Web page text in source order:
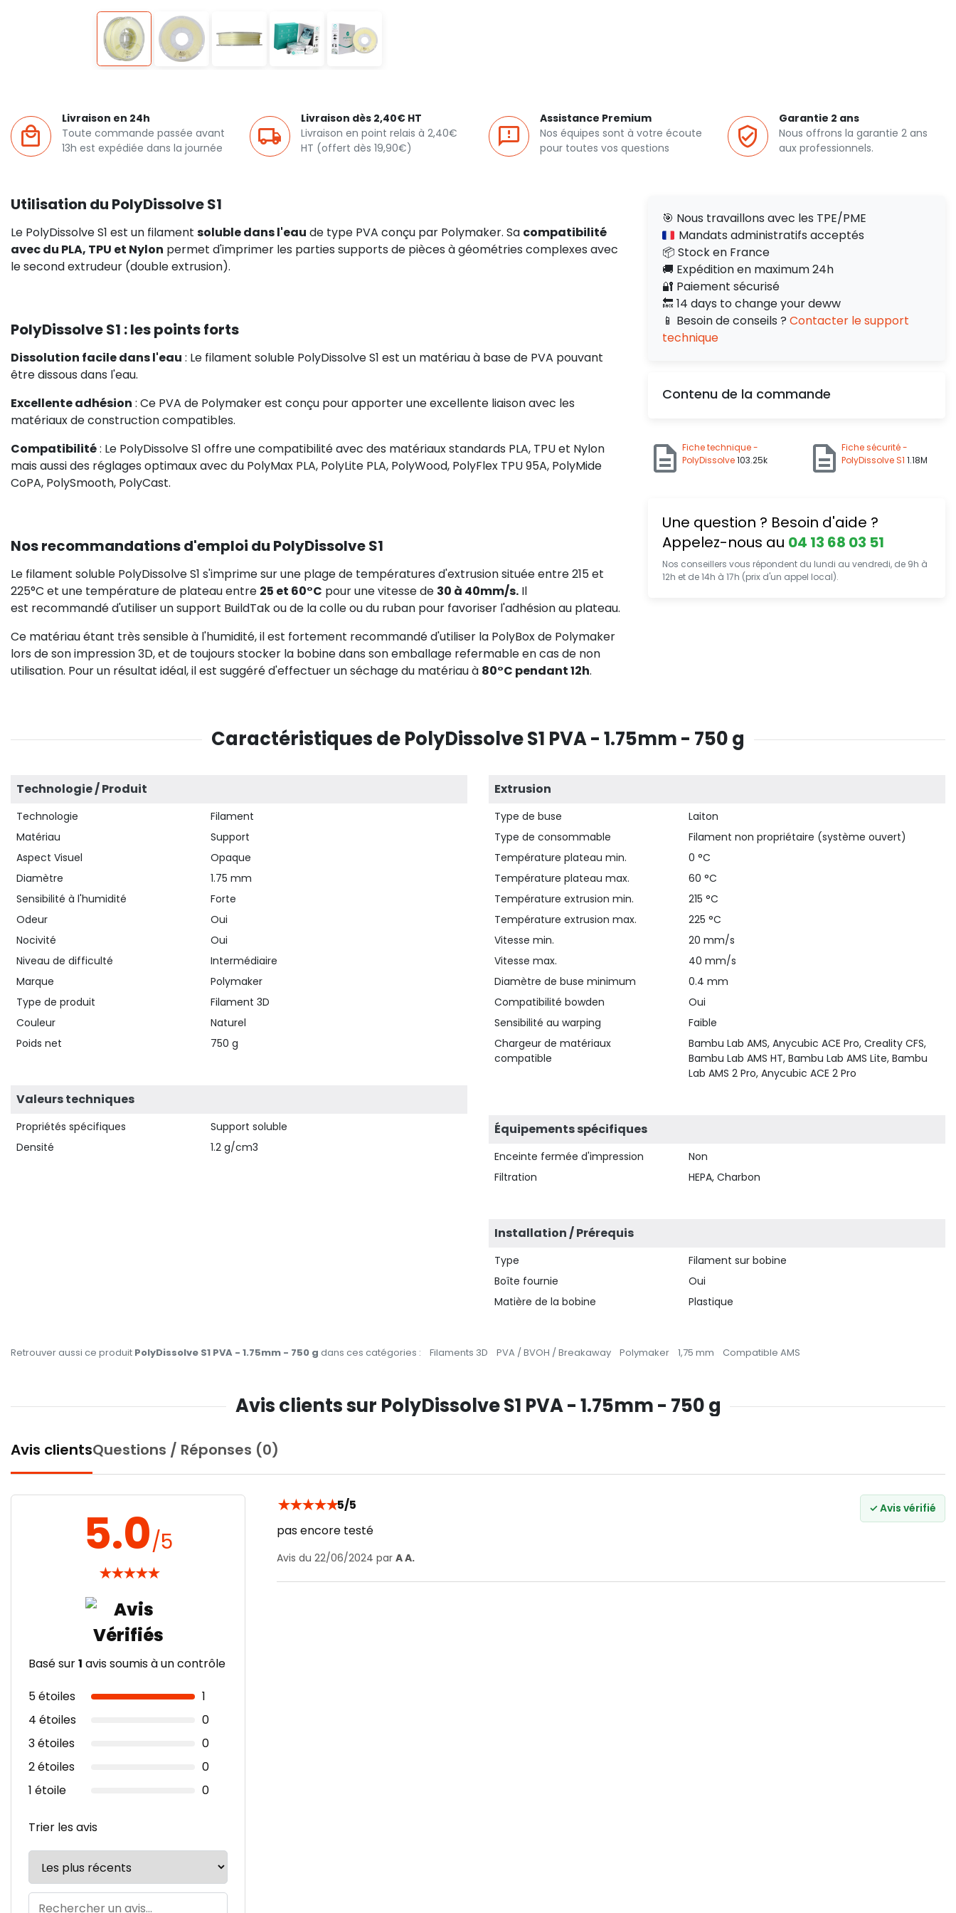
Livraison en 24h
Toute commande passée avant
13h est expédiée dans la journée
Livraison dès 2,40€ HT
Livraison en point relais à 2,40€
HT (offert dès 19,90€)
Assistance Premium
Nos équipes sont à votre écoute
pour toutes vos questions
Garantie 2 ans
Nous offrons la garantie 2 ans
aux professionnels.
Utilisation du PolyDissolve S1
Le PolyDissolve S1 est un filament soluble dans l'eau de type PVA conçu par Polymaker. Sa compatibilité
avec du PLA, TPU et Nylon permet d'imprimer les parties supports de pièces à géométries complexes avec
le second extrudeur (double extrusion).
PolyDissolve S1 : les points forts
Dissolution facile dans l'eau : Le filament soluble PolyDissolve S1 est un matériau à base de PVA pouvant
être dissous dans l'eau.
Excellente adhésion : Ce PVA de Polymaker est conçu pour apporter une excellente liaison avec les
matériaux de construction compatibles.
Compatibilité: Le PolyDissolve S1 offre une compatibilité avec des matériaux standards PLA, TPU et Nylon
mais aussi des réglages optimaux avec du PolyMax PLA, PolyLite PLA, PolyWood, PolyFlex TPU 95A, PolyMide
CoPA, PolySmooth, PolyCast.
Nos recommandations d'emploi du PolyDissolve S1
Le filament soluble PolyDissolve S1 s'imprime sur une plage de températures d'extrusion située entre 215 et
225°C et une température de plateau entre 25 et 60°C pour une vitesse de 30 à 40mm/s. Il
est recommandé d'utiliser un support BuildTak ou de la colle ou du ruban pour favoriser l'adhésion au plateau.
Ce matériau étant très sensible à l'humidité, il est fortement recommandé d'utiliser la PolyBox de Polymaker
lors de son impression 3D, et de toujours stocker la bobine dans son emballage refermable en cas de non
utilisation. Pour un résultat idéal, il est suggéré d'effectuer un séchage du matériau à 80°C pendant 12h.
🎯 Nous travaillons avec les TPE/PME
Mandats administratifs acceptés
📦 Stock en France
🚚 Expédition en maximum 24h
🔐 Paiement sécurisé
🔙 14 days to change your deww
📱 Besoin de conseils ? Contacter le support
technique
Contenu de la commande
Fiche technique -
PolyDissolve103.25k
Fiche sécurité -
PolyDissolve S1 1.18M
Une question ? Besoin d'aide ?
Appelez-nous au 04 13 68 03 51
Nos conseillers vous répondent du lundi au vendredi, de 9h à
12h et de 14h à 17h (prix d'un appel local).
Caractéristiques de PolyDissolve S1 PVA - 1.75mm - 750 g
Technologie / Produit
Technologie
Filament
Matériau
Support
Aspect Visuel
Opaque
Diamètre
1.75 mm
Sensibilité à l'humidité
Forte
Odeur
Oui
Nocivité
Oui
Niveau de difficulté
Intermédiaire
Marque
Polymaker
Type de produit
Filament 3D
Couleur
Naturel
Poids net
750 g
Valeurs techniques
Propriétés spécifiques
Support soluble
Densité
1.2 g/cm3
Extrusion
Type de buse
Laiton
Type de consommable
Filament non propriétaire (système ouvert)
Température plateau min.
0 °C
Température plateau max.
60 °C
Température extrusion min.
215 °C
Température extrusion max.
225 °C
Vitesse min.
20 mm/s
Vitesse max.
40 mm/s
Diamètre de buse minimum
0.4 mm
Compatibilité bowden
Oui
Sensibilité au warping
Faible
Chargeur de matériaux
compatible
Bambu Lab AMS, Anycubic ACE Pro, Creality CFS,
Bambu Lab AMS HT, Bambu Lab AMS Lite, Bambu
Lab AMS 2 Pro, Anycubic ACE 2 Pro
Équipements spécifiques
Enceinte fermée d'impression
Non
Filtration
HEPA, Charbon
Installation / Prérequis
Type
Filament sur bobine
Boîte fournie
Oui
Matière de la bobine
Plastique
Retrouver aussi ce produit PolyDissolve S1 PVA - 1.75mm - 750 g dans ces catégories : Filaments 3D PVA / BVOH / Breakaway Polymaker 1,75 mm Compatible AMS
Avis clients sur PolyDissolve S1 PVA - 1.75mm - 750 g
Avis clientsQuestions / Réponses (0)
5.0/5
★★★★★
Basé sur1 avis soumis à un contrôle
5 étoiles
1
4 étoiles
0
3 étoiles
0
2 étoiles
0
1 étoile
0
Trier les avis
★★★★★5/5 ✓ Avis vérifié
pas encore testé
Avis du 22/06/2024 par A A.